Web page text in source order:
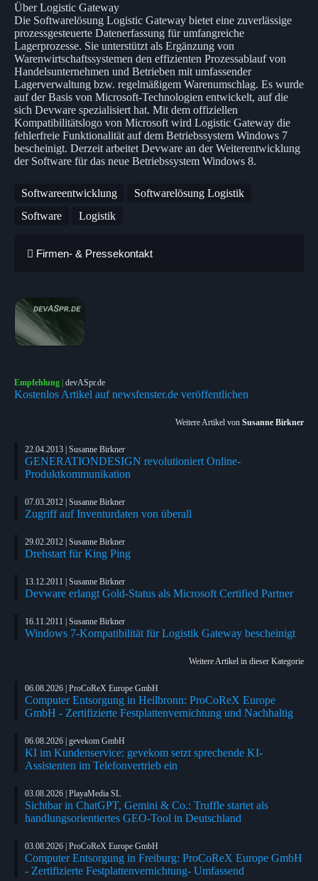
Über Logistic Gateway
Die Softwarelösung Logistic Gateway bietet eine zuverlässige
prozessgesteuerte Datenerfassung für umfangreiche
Lagerprozesse. Sie unterstützt als Ergänzung von
Warenwirtschaftssystemen den effizienten Prozessablauf von
Handelsunternehmen und Betrieben mit umfassender
Lagerverwaltung bzw. regelmäßigem Warenumschlag. Es wurde
auf der Basis von Microsoft-Technologien entwickelt, auf die
sich Devware spezialisiert hat. Mit dem offiziellen
Kompatibilitätslogo von Microsoft wird Logistic Gateway die
fehlerfreie Funktionalität auf dem Betriebssystem Windows 7
bescheinigt. Derzeit arbeitet Devware an der Weiterentwicklung
der Software für das neue Betriebssystem Windows 8.
Softwareentwicklung
Softwarelösung Logistik
Software
Logistik
Firmen- & Pressekontakt
Empfehlung | devASpr.de
Kostenlos Artikel auf newsfenster.de veröffentlichen
Weitere Artikel von Susanne Birkner
22.04.2013 | Susanne Birkner
GENERATIONDESIGN revolutioniert Online-
Produktkommunikation
07.03.2012 | Susanne Birkner
Zugriff auf Inventurdaten von überall
29.02.2012 | Susanne Birkner
Drehstart für King Ping
13.12.2011 | Susanne Birkner
Devware erlangt Gold-Status als Microsoft Certified Partner
16.11.2011 | Susanne Birkner
Windows 7-Kompatibilität für Logistik Gateway bescheinigt
Weitere Artikel in dieser Kategorie
06.08.2026 | ProCoReX Europe GmbH
Computer Entsorgung in Heilbronn: ProCoReX Europe
GmbH - Zertifizierte Festplattenvernichtung und Nachhaltig
06.08.2026 | gevekom GmbH
KI im Kundenservice: gevekom setzt sprechende KI-
Assistenten im Telefonvertrieb ein
03.08.2026 | PlayaMedia SL
Sichtbar in ChatGPT, Gemini & Co.: Truffle startet als
handlungsorientiertes GEO-Tool in Deutschland
03.08.2026 | ProCoReX Europe GmbH
Computer Entsorgung in Freiburg: ProCoReX Europe GmbH
- Zertifizierte Festplattenvernichtung- Umfassend